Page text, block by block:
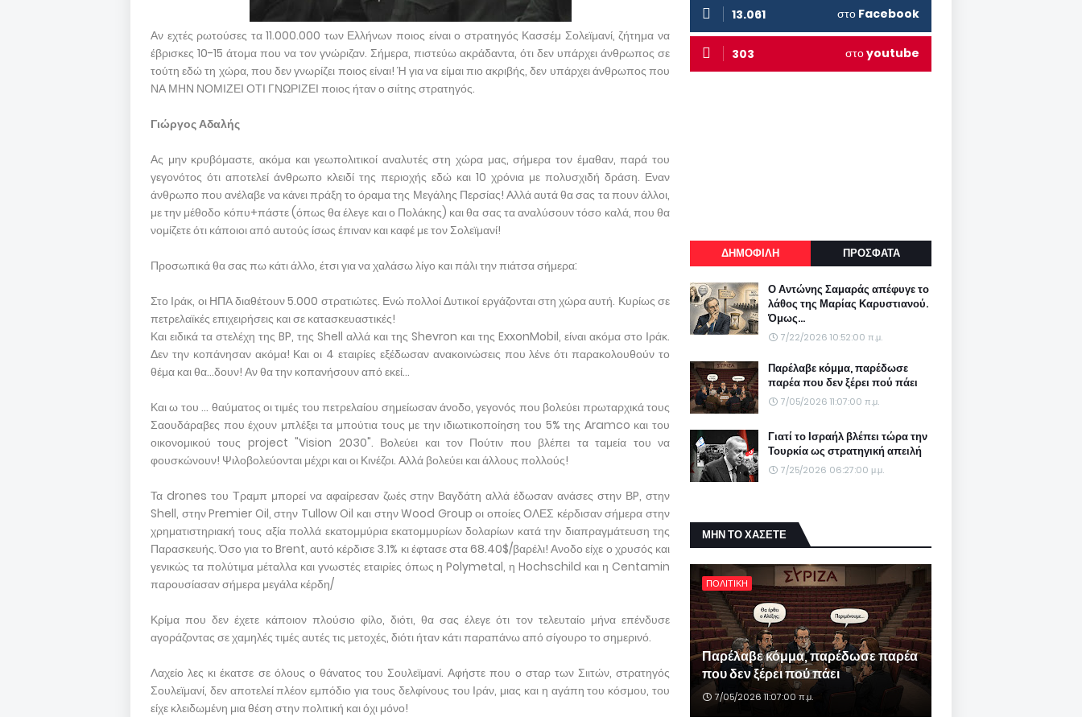
Αν εχτές ρωτούσες τα 11.000.000 των Ελλήνων ποιος είναι ο στρατηγός Κασσέμ Σολεϊμανί, ζήτημα να
έβρισκες 10-15 άτομα που να τον γνώριζαν. Σήμερα, πιστεύω ακράδαντα, ότι δεν υπάρχει άνθρωπος σε
τούτη εδώ τη χώρα, που δεν γνωρίζει ποιος είναι! Ή για να είμαι πιο ακριβής, δεν υπάρχει άνθρωπος που
ΝΑ ΜΗΝ ΝΟΜΙΖΕΙ ΟΤΙ ΓΝΩΡΙΖΕΙ ποιος ήταν ο σιίτης στρατηγός.
Γιώργος Αδαλής
Ας μην κρυβόμαστε, ακόμα και γεωπολιτικοί αναλυτές στη χώρα μας, σήμερα τον έμαθαν, παρά του
γεγονότος ότι αποτελεί άνθρωπο κλειδί της περιοχής εδώ και 10 χρόνια με πολυσχιδή δράση. Εναν
άνθρωπο που ανέλαβε να κάνει πράξη το όραμα της Μεγάλης Περσίας! Αλλά αυτά θα σας τα πουν άλλοι,
με την μέθοδο κόπυ+πάστε (όπως θα έλεγε και ο Πολάκης) και θα σας τα αναλύσουν τόσο καλά, που θα
νομίζετε ότι κάποιοι από αυτούς ίσως έπιναν και καφέ με τον Σολεϊμανί!
Προσωπικά θα σας πω κάτι άλλο, έτσι για να χαλάσω λίγο και πάλι την πιάτσα σήμερα:
Στο Ιράκ, οι ΗΠΑ διαθέτουν 5.000 στρατιώτες. Ενώ πολλοί Δυτικοί εργάζονται στη χώρα αυτή. Κυρίως σε
πετρελαϊκές επιχειρήσεις και σε κατασκευαστικές!
Και ειδικά τα στελέχη της BP, της Shell αλλά και της Shevron και της ExxonMobil, είναι ακόμα στο Ιράκ.
Δεν την κοπάνησαν ακόμα! Και οι 4 εταιρίες εξέδωσαν ανακοινώσεις που λένε ότι παρακολουθούν το
θέμα και θα...δουν! Αν θα την κοπανήσουν από εκεί...
Και ω του ... θαύματος οι τιμές του πετρελαίου σημείωσαν άνοδο, γεγονός που βολεύει πρωταρχικά τους
Σαουδάραβες που έχουν μπλέξει τα μπούτια τους με την ιδιωτικοποίηση του 5% της Aramco και του
οικονομικού τους project "Vision 2030". Βολεύει και τον Πούτιν που βλέπει τα ταμεία του να
φουσκώνουν! Ψιλοβολεύονται μέχρι και οι Κινέζοι. Αλλά βολεύει και άλλους πολλούς!
Τα drones του Τραμπ μπορεί να αφαίρεσαν ζωές στην Βαγδάτη αλλά έδωσαν ανάσες στην ΒP, στην
Shell, στην Premier Oil, στην Tullow Oil και στην Wood Group οι οποίες ΟΛΕΣ κέρδισαν σήμερα στην
χρηματιστηριακή τους αξία πολλά εκατομμύρια εκατομμυρίων δολαρίων κατά την διαπραγμάτευση της
Παρασκευής. Όσο για το Brent, αυτό κέρδισε 3.1% κι έφτασε στα 68.40$/βαρέλι! Ανοδο είχε ο χρυσός και
γενικώς τα πολύτιμα μέταλλα και γνωστές εταιρίες όπως η Polymetal, η Hochschild και η Centamin
παρουσίασαν σήμερα μεγάλα κέρδη/
Κρίμα που δεν έχετε κάποιον πλούσιο φίλο, διότι, θα σας έλεγε ότι τον τελευταίο μήνα επένδυσε
αγοράζοντας σε χαμηλές τιμές αυτές τις μετοχές, διότι ήταν κάτι παραπάνω από σίγουρο το σημερινό.
Λαχείο λες κι έκατσε σε όλους ο θάνατος του Σουλεϊμανί. Αφήστε που ο σταρ των Σιιτών, στρατηγός
Σουλεϊμανί, δεν αποτελεί πλέον εμπόδιο για τους δελφίνους του Ιράν, μιας και η αγάπη του κόσμου, του
είχε κλειδωμένη μια θέση στην πολιτική και όχι μόνο!
13.061 στο Facebook
303 στοyoutube
ΔΗΜΟΦΙΛΗ ΠΡΟΣΦΑΤΑ
Ο Αντώνης Σαμαράς απέφυγε το
λάθος της Μαρίας Καρυστιανού.
Όμως...
7/22/2026 10:52:00 π.μ.
Παρέλαβε κόμμα, παρέδωσε
παρέα που δεν ξέρει πού πάει
7/05/2026 11:07:00 π.μ.
Γιατί το Ισραήλ βλέπει τώρα την
Τουρκία ως στρατηγική απειλή
7/25/2026 06:27:00 μ.μ.
ΜΗΝ ΤΟ ΧΑΣΕΤΕ
ΠΟΛΙΤΙΚΗ
Παρέλαβε κόμμα, παρέδωσε παρέα
που δεν ξέρει πού πάει
7/05/2026 11:07:00 π.μ.